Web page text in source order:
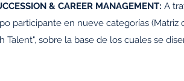
& CAREER MANAGEMENT: A
participante en nueve categorías (Matriz
Talent", sobre la base de los cuales se